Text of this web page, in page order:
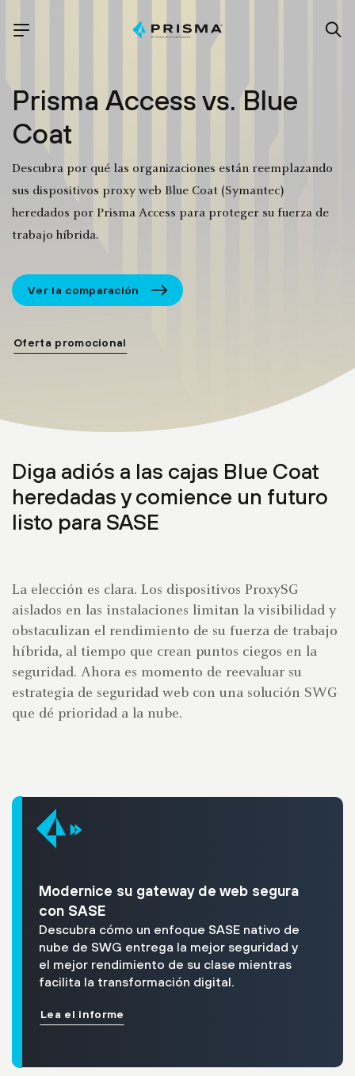
Prisma Access vs. Blue
Coat
Descubra por qué las organizaciones están reemplazando
sus dispositivos proxy web Blue Coat (Symantec)
heredados por Prisma Access para proteger su fuerza de
trabajo híbrida.
Ver la comparación
Oferta promocional
Diga adiós a las cajas Blue Coat
heredadas y comience un futuro
listo para SASE
La elección es clara. Los dispositivos ProxySG
aislados en las instalaciones limitan la visibilidad y
obstaculizan el rendimiento de su fuerza de trabajo
híbrida, al tiempo que crean puntos ciegos en la
seguridad. Ahora es momento de reevaluar su
estrategia de seguridad web con una solución SWG
que dé prioridad a la nube.
Modernice su gateway de web segura
con SASE
Descubra cómo un enfoque SASE nativo de
nube de SWG entrega la mejor seguridad y
el mejor rendimiento de su clase mientras
facilita la transformación digital.
Lea el informe